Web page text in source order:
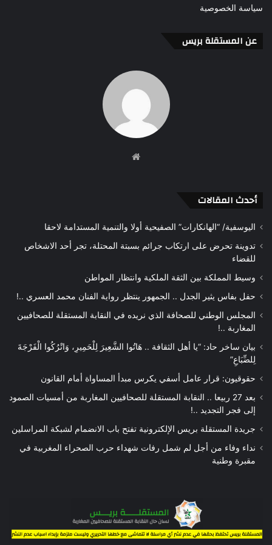
سياسة الخصوصية
عن المستقلة بريس
أحدث المقالات
اليوسفية/ “الهانكارات” الصفيحية أولا والتنمية المستدامة لاحقا
تدوينة تحرض على ارتكاب جرائم بسبتة المحتلة، تجر أحد الاشخاص
للقضاء
وسيط المملكة بين الثقة الملكية وانتظار المواطن
حفل بفاس يثير الجدل .. الجمهور ينتظر رواية الفنان محمد العسري ..!
المجلس الوطني للصحافة الذي نريده في النقابة المستقلة للصحافيين
المغاربة ..!
بيان ساخر حاد: “يا أهل الثقافة .. هَاتُوا الشَّعِيرَ لِلْحَمِيرِ، وَاتْرُكُوا الْفَرْجَةَ
لِلضِّبَاعِ”
حقوقيون: قرار عامل أسفي يكرس مبدأ المساواة أمام القانون
بعد 27 ربيعا .. النقابة المستقلة للصحافيين المغاربة من أمسيات الصمود
إلى فجر التجديد ..!
جريدة المستقلة بريس الإلكترونية تفتح باب الانضمام لشبكة المراسلين
نداء وفاء من أجل لم شمل رفات شهداء حرب الصحراء المغربية في
مقبرة وطنية